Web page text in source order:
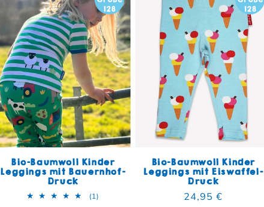
Bio-Baumwoll Kinder
Leggings mit Bauernhof-
Druck
(1) 1 Bewertungen insgesamt
Bio-Baumwoll Kinder
Leggings mit Eiswaffel-
Druck
Normaler Preis
24,95 €